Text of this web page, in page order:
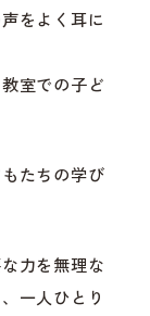
をよく耳に
室での子ど
たちの学び
力を無理な
一人ひとり